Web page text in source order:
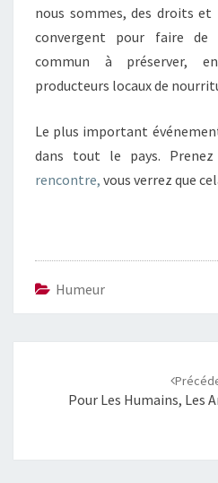
nous sommes, des droits et
convergent pour faire
commun à préserver,
producteurs locaux de
Le plus important
dans tout le pays.
rencontre, vous verrez que
Humeur
Pour Les Humains, Les